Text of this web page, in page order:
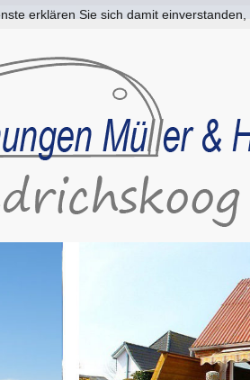
erklären Sie sich damit einverstanden,